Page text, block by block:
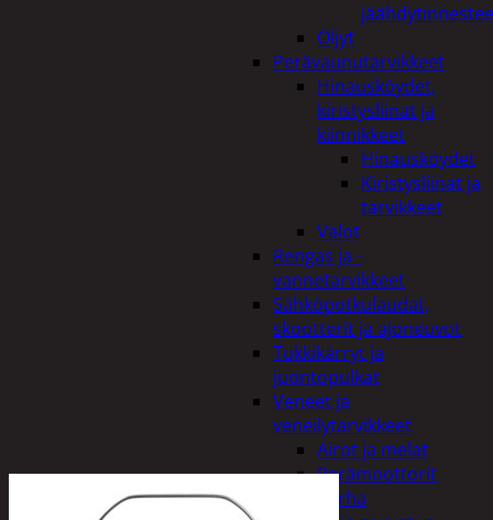
Öljyt
Perävaunutarvikkeet
Hinausköydet,
kiristysliinat ja
kiinnikkeet
Hinausköydet
Kiristysliinat ja
tarvikkeet
Valot
Rengas ja -
vannetarvikkeet
Sähköpotkulaudat,
skootterit ja ajoneuvot
Tukkikärryt ja
juontopulkat
Veneet ja
veneilytarvikkeet
Airot ja melat
Perämoottorit
Piha ja puutarha